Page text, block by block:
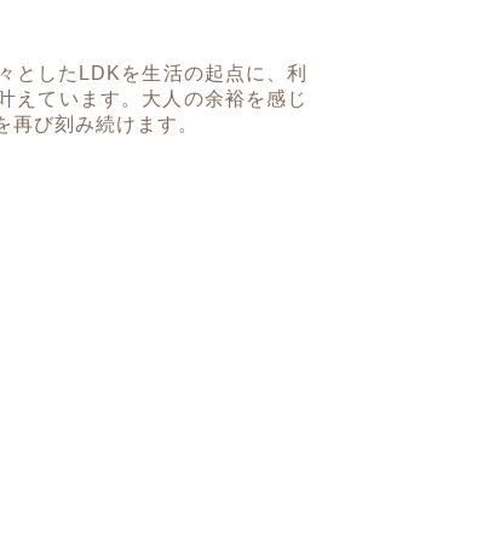
としたLDKを生活の起点に、利
えています。大人の余裕を感じ
び刻み続けます。